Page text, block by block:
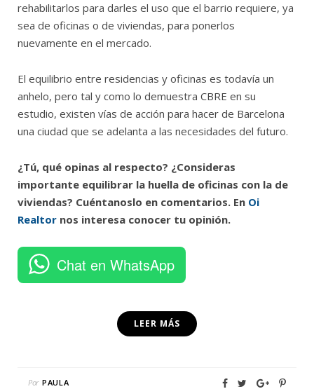
rehabilitarlos para darles el uso que el barrio requiere, ya
sea de oficinas o de viviendas, para ponerlos
nuevamente en el mercado.
El equilibrio entre residencias y oficinas es todavía un
anhelo, pero tal y como lo demuestra CBRE en su
estudio, existen vías de acción para hacer de Barcelona
una ciudad que se adelanta a las necesidades del futuro.
¿Tú, qué opinas al respecto? ¿Consideras
importante equilibrar la huella de oficinas con la de
viviendas? Cuéntanoslo en comentarios. En Oi
Realtor nos interesa conocer tu opinión.
Chat en WhatsApp
LEER MÁS
Por PAULA